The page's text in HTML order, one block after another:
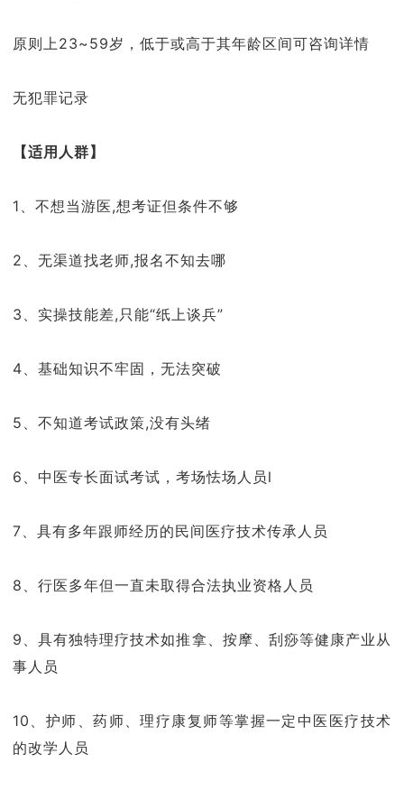
原则上23~59岁，低于或高于其年龄区间可咨询详情
无犯罪记录
【适用人群】
1、不想当游医,想考证但条件不够
2、无渠道找老师,报名不知去哪
3、实操技能差,只能“纸上谈兵”
4、基础知识不牢固，无法突破
5、不知道考试政策,没有头绪
6、中医专长面试考试，考场怯场人员l
7、具有多年跟师经历的民间医疗技术传承人员
8、行医多年但一直未取得合法执业资格人员
9、具有独特理疗技术如推拿、按摩、刮痧等健康产业从
事人员
10、护师、药师、理疗康复师等掌握一定中医医疗技术
的改学人员